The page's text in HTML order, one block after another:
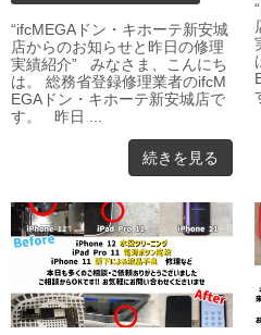
“ifcMEGAドン・キホーテ新安城
店からのお知らせと昨日の修理
実績紹介” みなさま、こんにち
は。 総務省登録修理業者のifcM
EGAドン・キホーテ新安城店で
す。 昨日 ...
続きを見る